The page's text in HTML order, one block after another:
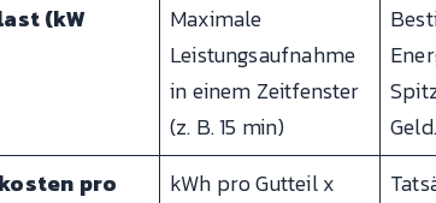
(kW
Maximale
Leistungsaufnahme
in einem Zeitfenster
(z. B. 15 min)
Geld.
pro
kWh pro Gutteil x